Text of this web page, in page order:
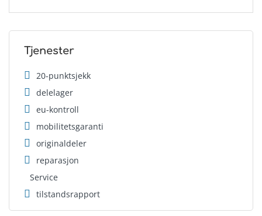
Tjenester
20-punktsjekk
delelager
eu-kontroll
mobilitetsgaranti
originaldeler
reparasjon
Service
tilstandsrapport